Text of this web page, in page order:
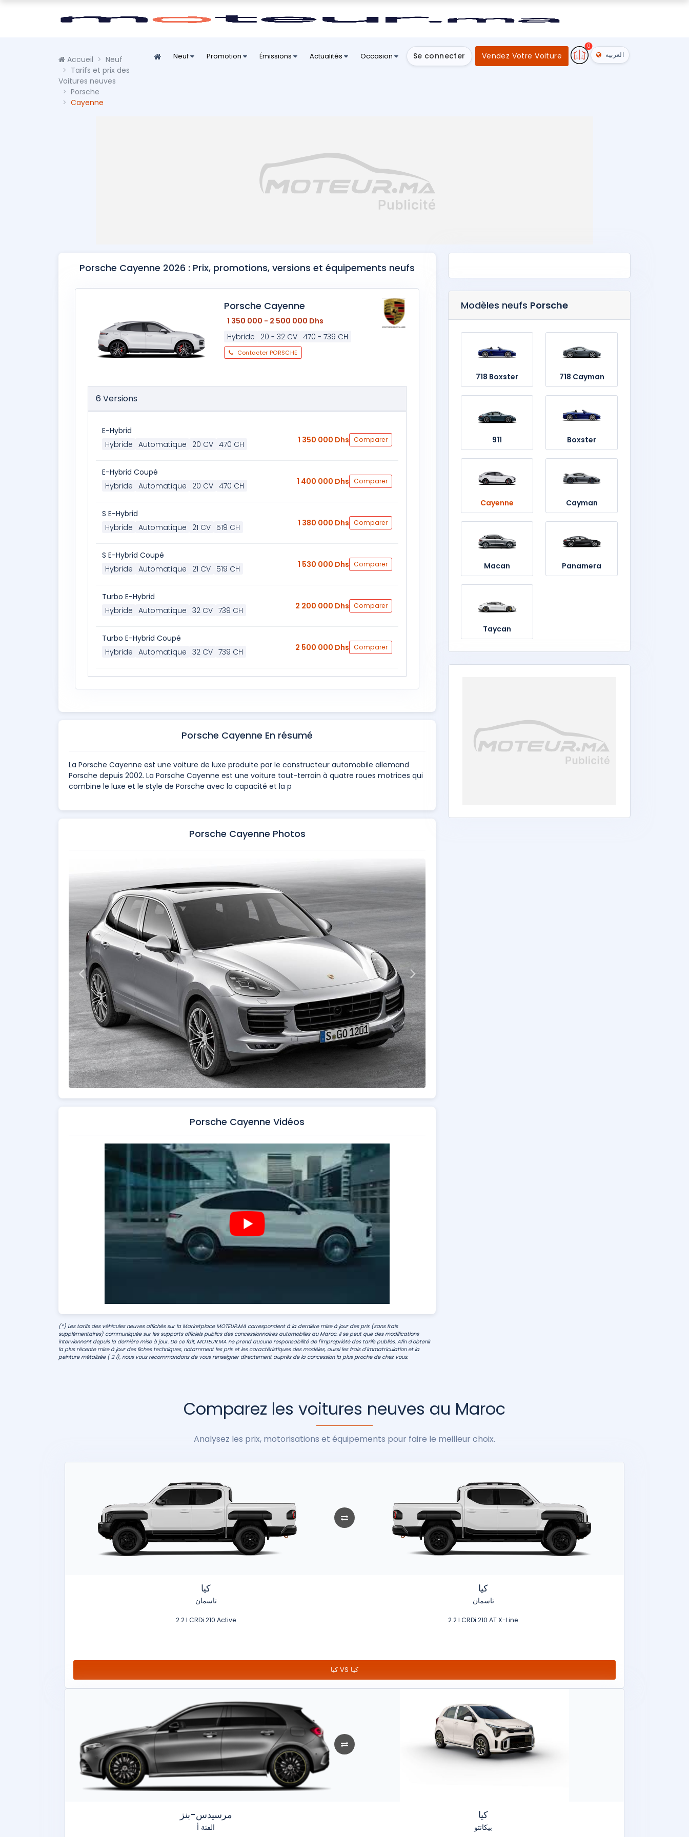
Neuf Promotion Émissions Actualités Occasion Se connecter Vendez Votre Voiture
0
العربية Accueil
Neuf
Tarifs et prix des
Voitures neuves
Porsche
Cayenne
Porsche Cayenne 2026 : Prix, promotions, versions et équipements neufs
Porsche Cayenne
1 350 000 - 2 500 000 Dhs
Hybride
20 - 32 CV 470 - 739 CH
Contacter PORSCHE
6 Versions
E-Hybrid
Hybride Automatique 20 CV 470 CH 1 350 000 Dhs Comparer
E-Hybrid Coupé
Hybride Automatique 20 CV 470 CH 1 400 000 Dhs Comparer
S E-Hybrid
Hybride Automatique 21 CV 519 CH 1 380 000 Dhs Comparer
S E-Hybrid Coupé
Hybride Automatique 21 CV 519 CH 1 530 000 Dhs Comparer
Turbo E-Hybrid
Hybride Automatique 32 CV 739 CH 2 200 000 Dhs Comparer
Turbo E-Hybrid Coupé
Hybride Automatique 32 CV 739 CH 2 500 000 Dhs Comparer
Porsche Cayenne En résumé
La Porsche Cayenne est une voiture de luxe produite par le constructeur automobile allemand
Porsche depuis 2002. La Porsche Cayenne est une voiture tout-terrain à quatre roues motrices qui
combine le luxe et le style de Porsche avec la capacité et la p
Porsche Cayenne Photos
Porsche Cayenne Vidéos
(*) Les tarifs des véhicules neuves affichés sur la Marketplace MOTEUR.MA correspondent à la dernière mise à jour des prix (sans frais
supplémentaires) communiquée sur les supports officiels publics des concessionnaires automobiles au Maroc. Il se peut que des modifications
interviennent depuis la dernière mise à jour. De ce fait, MOTEUR.MA ne prend aucune responsabilité de l'impropriété des tarifs publiés. Afin d'obtenir
la plus récente mise à jour des fiches techniques, notamment les prix et les caractéristiques des modèles, aussi les frais d'immatriculation et la
peinture métalisée ( 2 l), nous vous recommandons de vous renseigner directement auprès de la concession la plus proche de chez vous.
Modèles neufs Porsche
718 Boxster 718 Cayman
911 Boxster
Cayenne Cayman
Macan Panamera
Taycan
Comparez les voitures neuves au Maroc
Analysez les prix, motorisations et équipements pour faire le meilleur choix.
كيا
تاسمان
2.2 l CRDi 210 Active
كيا
تاسمان
2.2 l CRDi 210 AT X-Line
كيا VS كيا
مرسيدس-بنز
الفئة أ
كيا
بيكانتو